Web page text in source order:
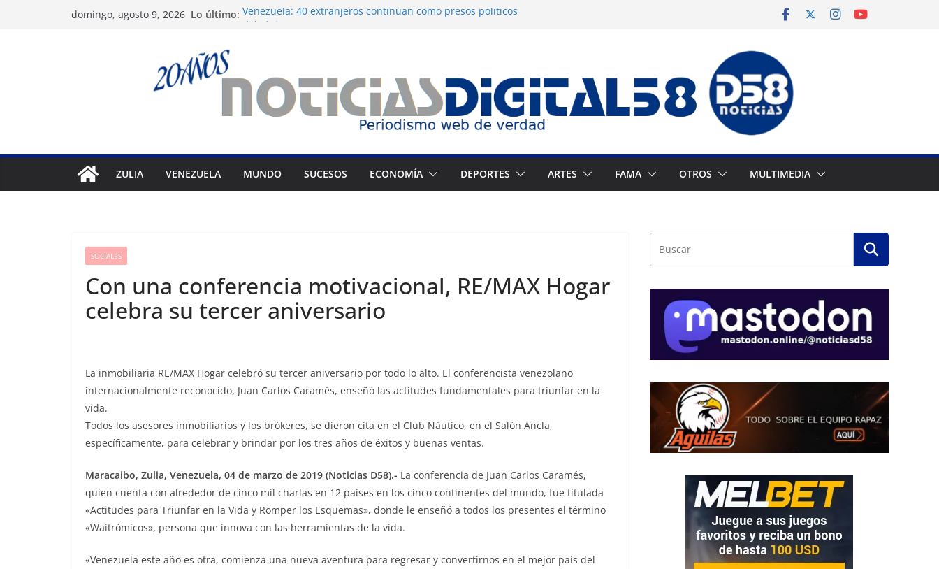
domingo, agosto 9, 2026 Lo último: Venezuela: 40 extranjeros continúan como presos políticos
Venezuela
Vente Venezuela exige justicia por muerte del preso
político José Breijo
Festival de Cine Francés culmina muestra histórica y
ZULIA VENEZUELA MUNDO SUCESOS ECONOMÍA DEPORTES ARTES FAMA OTROS MULTIMEDIA
SOCIALES
Con una conferencia motivacional, RE/MAX Hogar
celebra su tercer aniversario
La inmobiliaria RE/MAX Hogar celebró su tercer aniversario por todo lo alto. El conferencista venezolano
internacionalmente reconocido, Juan Carlos Caramés, enseñó las actitudes fundamentales para triunfar en la
vida.
Todos los asesores inmobiliarios y los brókeres, se dieron cita en el Club Náutico, en el Salón Ancla,
específicamente, para celebrar y brindar por los tres años de éxitos y buenas ventas.
Maracaibo, Zulia, Venezuela, 04 de marzo de 2019 (Noticias D58).- La conferencia de Juan Carlos Caramés,
quien cuenta con alrededor de cinco mil charlas en 12 países en los cinco continentes del mundo, fue titulada
«Actitudes para Triunfar en la Vida y Romper los Esquemas», donde le enseñó a todos los presentes el término
«Waitrómicos», persona que innova con las herramientas de la vida.
«Venezuela este año es otra, comienza una nueva aventura para regresar y convertirnos en el mejor país del